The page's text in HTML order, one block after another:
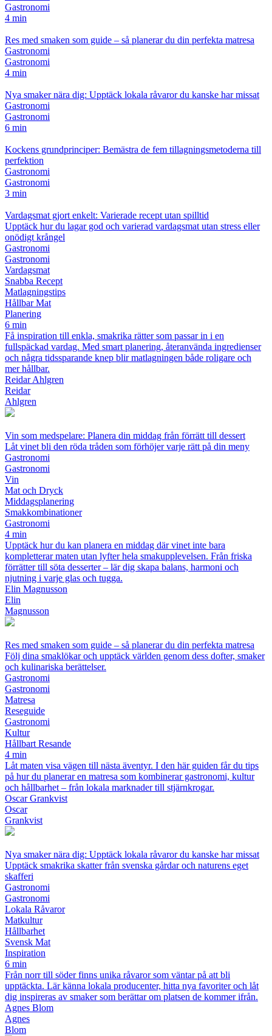
Gastronomi
4 min
Res med smaken som guide – så planerar du din perfekta matresa
Gastronomi
Gastronomi
4 min
Nya smaker nära dig: Upptäck lokala råvaror du kanske har missat
Gastronomi
Gastronomi
6 min
Kockens grundprinciper: Bemästra de fem tillagningsmetoderna till
perfektion
Gastronomi
Gastronomi
3 min
Vardagsmat gjort enkelt: Varierade recept utan spilltid
Upptäck hur du lagar god och varierad vardagsmat utan stress eller
onödigt krångel
Gastronomi
Gastronomi
Vardagsmat
Snabba Recept
Matlagningstips
Hållbar Mat
Planering
6 min
Få inspiration till enkla, smakrika rätter som passar in i en
fullspäckad vardag. Med smart planering, återanvända ingredienser
och några tidssparande knep blir matlagningen både roligare och
mer hållbar.
Reidar Ahlgren
Reidar
Ahlgren
Vin som medspelare: Planera din middag från förrätt till dessert
Låt vinet bli den röda tråden som förhöjer varje rätt på din meny
Gastronomi
Gastronomi
Vin
Mat och Dryck
Middagsplanering
Smakkombinationer
Gastronomi
4 min
Upptäck hur du kan planera en middag där vinet inte bara
kompletterar maten utan lyfter hela smakupplevelsen. Från friska
förrätter till söta desserter – lär dig skapa balans, harmoni och
njutning i varje glas och tugga.
Elin Magnusson
Elin
Magnusson
Res med smaken som guide – så planerar du din perfekta matresa
Följ dina smaklökar och upptäck världen genom dess dofter, smaker
och kulinariska berättelser.
Gastronomi
Gastronomi
Matresa
Reseguide
Gastronomi
Kultur
Hållbart Resande
4 min
Låt maten visa vägen till nästa äventyr. I den här guiden får du tips
på hur du planerar en matresa som kombinerar gastronomi, kultur
och hållbarhet – från lokala marknader till stjärnkrogar.
Oscar Grankvist
Oscar
Grankvist
Nya smaker nära dig: Upptäck lokala råvaror du kanske har missat
Upptäck smakrika skatter från svenska gårdar och naturens eget
skafferi
Gastronomi
Gastronomi
Lokala Råvaror
Matkultur
Hållbarhet
Svensk Mat
Inspiration
6 min
Från norr till söder finns unika råvaror som väntar på att bli
upptäckta. Lär känna lokala producenter, hitta nya favoriter och låt
dig inspireras av smaker som berättar om platsen de kommer ifrån.
Agnes Blom
Agnes
Blom